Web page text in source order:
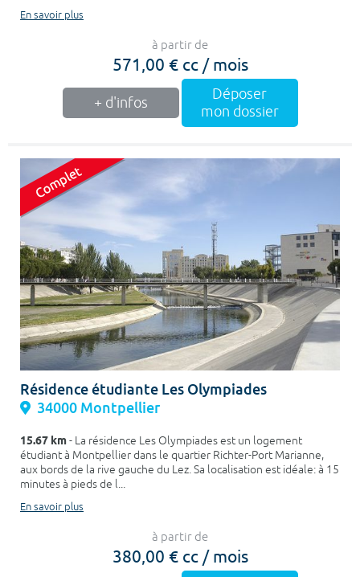
En savoir plus
à partir de
571,00 € cc / mois
+ d'infos
Déposer
mon dossier
Résidence étudiante Les Olympiades
34000 Montpellier
15.67 km- La résidence Les Olympiades est un logement
étudiant à Montpellier dans le quartier Richter-Port Marianne,
aux bords de la rive gauche du Lez. Sa localisation est idéale: à 15
minutes à pieds de l...
En savoir plus
à partir de
380,00 € cc / mois